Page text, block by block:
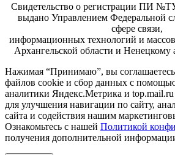
Свидетельство о регистрации ПИ
выдано Управлением Федеральной
сфере связи,
информационных технологий и
Архангельской области и Ненецкому
Нажимая “Принимаю”, вы соглашаетесь
файлов cookie и сбор данных с
аналитики Яндекс.Метрика и
для улучшения навигации по сайту,
сайта и содействия нашим
Ознакомьтесь с нашей Политикой
получения дополнительной